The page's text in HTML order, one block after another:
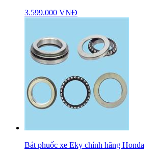
3.599.000 VNĐ
Bát phuốc xe Eky chính hãng Honda